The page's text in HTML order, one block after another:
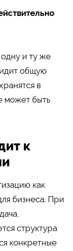
и ту же
общую
в
может быть
к
как
бизнеса. При
структура
конкретные